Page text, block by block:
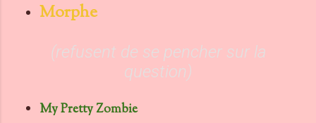
Morphe
(refusent de se pencher sur la
question)
My Pretty Zombie